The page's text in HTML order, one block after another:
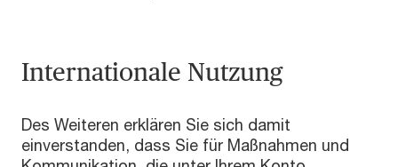
Internationale Nutzung
Des Weiteren erklären Sie sich damit
einverstanden, dass Sie für Maßnahmen und